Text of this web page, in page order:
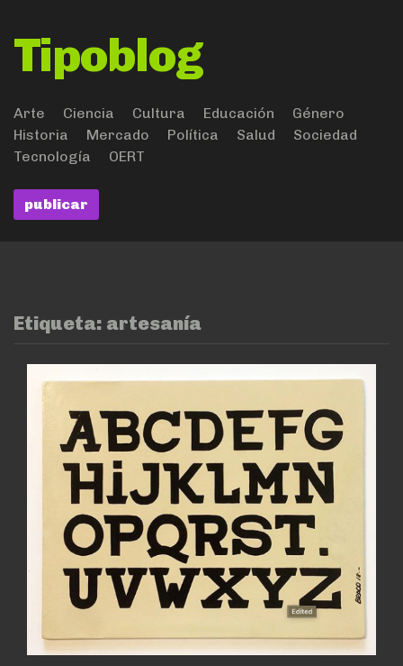
Tipoblog
Arte Ciencia Cultura Educación
Género
Historia
Mercado Política Salud
Sociedad
Tecnología
OERT
publicar
Etiqueta: artesanía